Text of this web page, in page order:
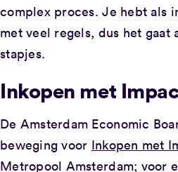
complex proces. Je hebt als
met veel regels, dus het gaat
stapjes.
Inkopen met
De Amsterdam Economic
beweging voor Inkopen met
Metropool Amsterdam; voor